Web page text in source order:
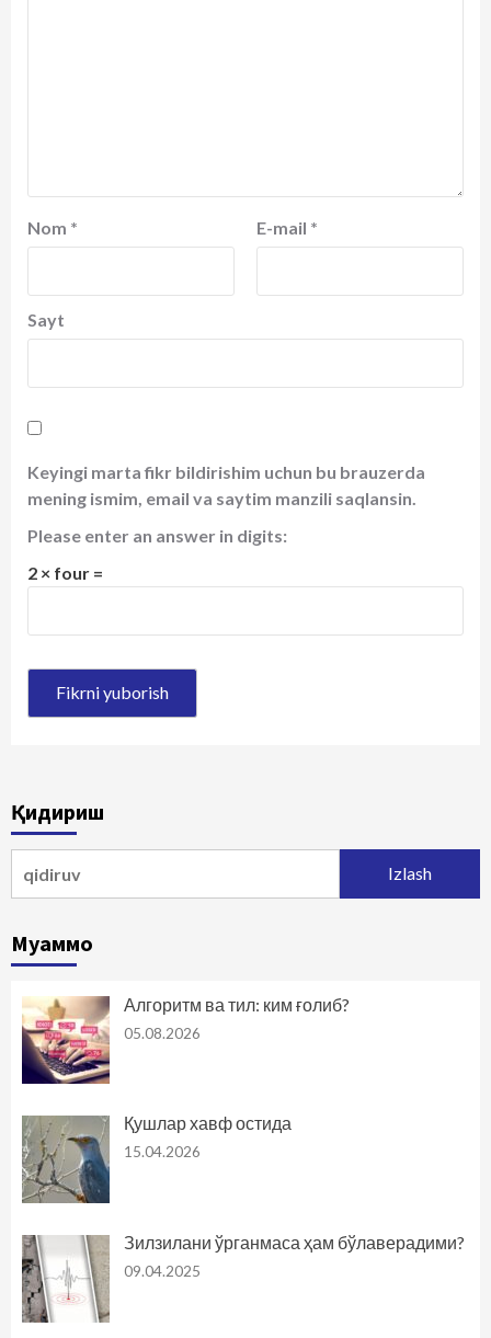
Nom * E-mail *
Sayt
Keyingi marta fikr bildirishim uchun bu brauzerda
mening ismim, email va saytim manzili saqlansin.
Please enter an answer in digits:
2 × four =
Қидириш
Муаммо
Алгоритм ва тил: ким ғолиб?
05.08.2026
Қушлар хавф остида
15.04.2026
Зилзилани ўрганмаса ҳам бўлаверадими?
09.04.2025